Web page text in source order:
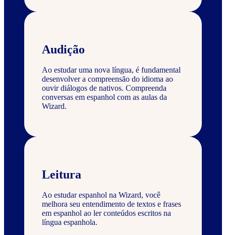
Audição
Ao estudar uma nova língua, é fundamental
desenvolver a compreensão do idioma ao
ouvir diálogos de nativos. Compreenda
conversas em espanhol com as aulas da
Wizard.
Leitura
Ao estudar espanhol na Wizard, você
melhora seu entendimento de textos e frases
em espanhol ao ler conteúdos escritos na
língua espanhola.